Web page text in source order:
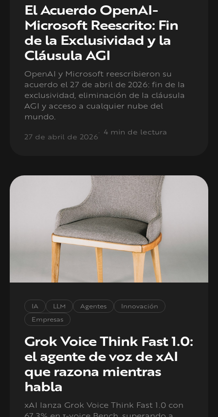
El Acuerdo OpenAI-
Microsoft Reescrito: Fin
de la Exclusividad y la
Cláusula AGI
OpenAI y Microsoft reescribieron su
acuerdo el 27 de abril de 2026: fin de la
exclusividad, eliminación de la cláusula
AGI y acceso a cualquier nube del
mundo.
27 de abril de 2026
4 min de lectura
IA LLM Agentes
Innovación
Empresas
Grok Voice Think Fast 1.0:
el agente de voz de xAI
que razona mientras
habla
xAI lanza Grok Voice Think Fast 1.0 con